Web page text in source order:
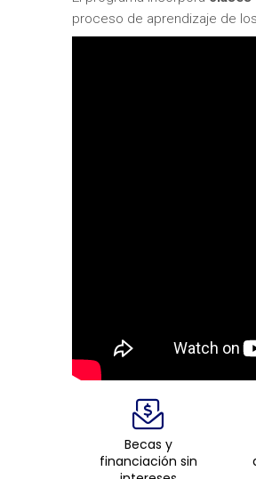
proceso de aprendizaje de
Becas y
financiación sin